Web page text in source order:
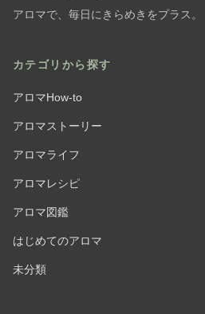
アロマで、毎日にきらめきをプラス。
カテゴリから探す
アロマHow-to
アロマストーリー
アロマライフ
アロマレシピ
アロマ図鑑
はじめてのアロマ
未分類